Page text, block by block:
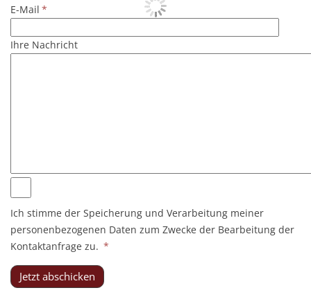
E-Mail *
Ihre Nachricht
Ich stimme der Speicherung und Verarbeitung meiner
personenbezogenen Daten zum Zwecke der Bearbeitung der
Kontaktanfrage zu. *
Jetzt abschicken